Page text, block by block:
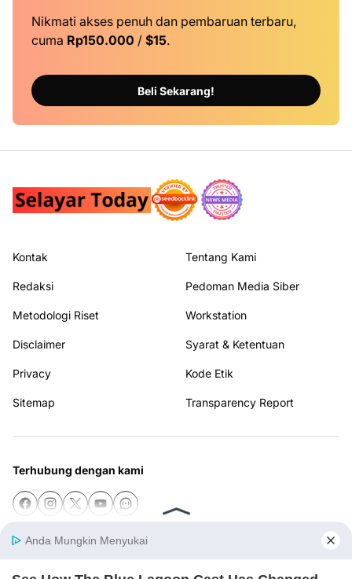
Nikmati akses penuh dan pembaruan terbaru,
cuma Rp150.000 / $15.
Beli Sekarang!
Kontak Tentang Kami
Redaksi Pedoman Media Siber
Metodologi Riset Workstation
Disclaimer Syarat & Ketentuan
Privacy Kode Etik
Sitemap Transparency Report
Terhubung dengan kami
© 2026SELAYARTODAYfrom